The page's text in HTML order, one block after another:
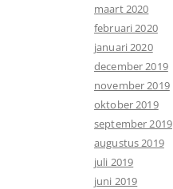
maart 2020
februari 2020
januari 2020
december 2019
november 2019
oktober 2019
september 2019
augustus 2019
juli 2019
juni 2019